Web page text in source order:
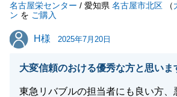
引き続き何卒、宜しくお願い申し上
名古屋栄センター / 愛知県 名古屋市北区 （
ン を ご購入
H様
H様 2025年7月20日
大変信頼のおける優秀な方と思いま
東急リバブルの担当者にも良い方、